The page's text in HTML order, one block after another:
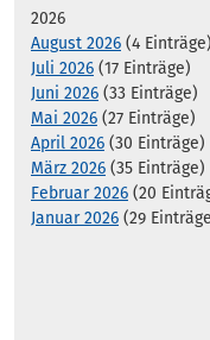
2026
August 2026 (4 Einträge)
Juli 2026 (17 Einträge)
Juni 2026 (33 Einträge)
Mai 2026 (27 Einträge)
April 2026 (30 Einträge)
März 2026 (35 Einträge)
Februar 2026 (20
Januar 2026 (29